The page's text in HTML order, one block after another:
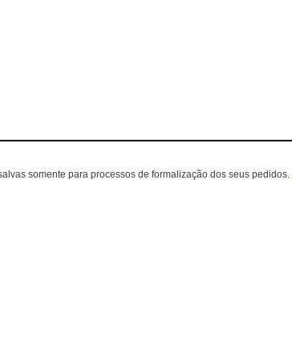
somente para processos de formalização dos seus pedidos.